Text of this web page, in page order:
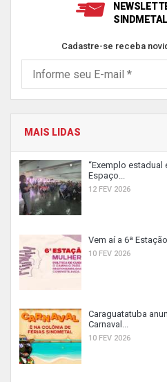
SINDMETAL
Cadastre-se receba
MAIS LIDAS
“Exemplo estadual
Espaço...
12 FEV 2026
Vem aí a 6ª
10 FEV 2026
Caraguatatuba
Carnaval...
10 FEV 2026